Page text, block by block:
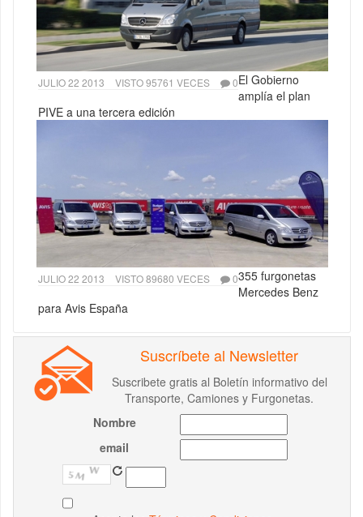
JULIO 22 2013 VISTO 95761 VECES 0El Gobierno
amplía el plan
PIVE a una tercera edición
JULIO 22 2013 VISTO 89680 VECES 0355 furgonetas
Mercedes Benz
para Avis España
Suscríbete al Newsletter
Suscribete gratis al Boletín informativo del
Transporte, Camiones y Furgonetas.
Nombre
email